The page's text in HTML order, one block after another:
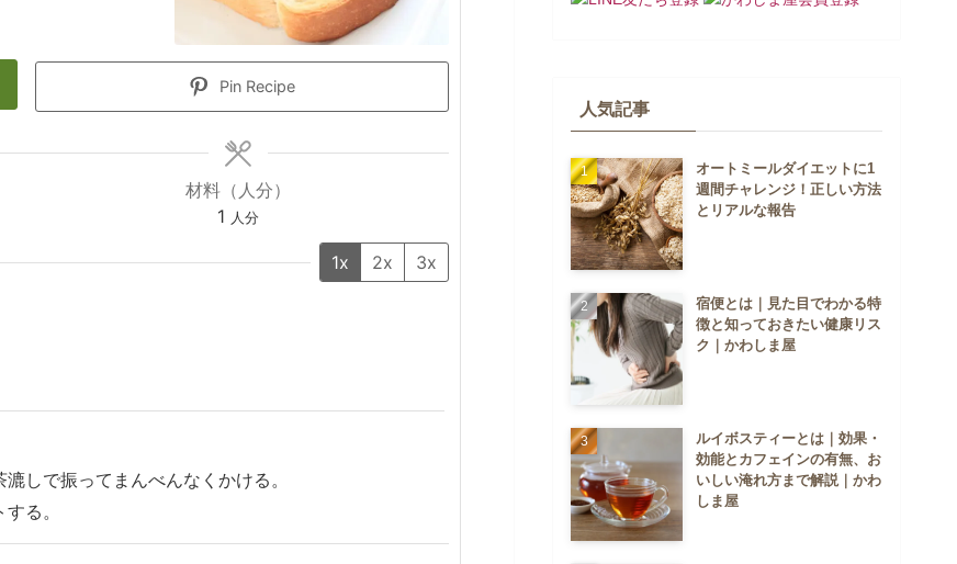
Pin Recipe
材料（人分）
1 人分
1x 2x
3x
しで振ってまんべんなくかける。
る。
人気記事
オートミールダイエットに1
週間チャレンジ！正しい方法
とリアルな報告
宿便とは｜見た目でわかる特
徴と知っておきたい健康リス
ク｜かわしま屋
ルイボスティーとは｜効果・
効能とカフェインの有無、お
いしい淹れ方まで解説｜かわ
しま屋